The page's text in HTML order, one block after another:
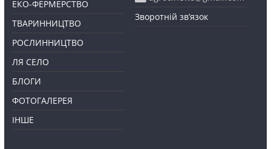
ЕКО-ФЕРМЕРСТВО
ТВАРИННИЦТВО
РОСЛИННИЦТВО
ЛЯ СЕЛО
БЛОГИ
ФОТОГАЛЕРЕЯ
ІНШЕ
Зворотній зв’язок